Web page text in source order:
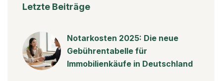
Letzte Beiträge
Notarkosten 2025: Die neue
Gebührentabelle für
Immobilienkäufe in Deutschland